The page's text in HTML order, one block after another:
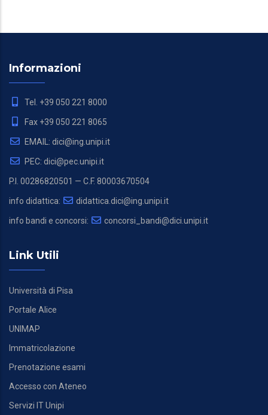
Informazioni
Tel. +39 050 221 8000
Fax +39 050 221 8065
EMAIL: dici@ing.unipi.it
PEC: dici@pec.unipi.it
P.I. 00286820501 — C.F. 80003670504
info didattica: didattica.dici@ing.unipi.it
info bandi e concorsi: concorsi_bandi@dici.unipi.it
Link Utili
Università di Pisa
Portale Alice
UNIMAP
Immatricolazione
Prenotazione esami
Accesso con Ateneo
Servizi IT Unipi